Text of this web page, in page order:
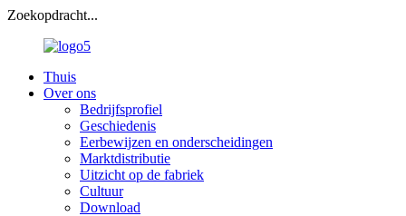
Zoekopdracht...
Thuis
Over ons
Bedrijfsprofiel
Geschiedenis
Eerbewijzen en onderscheidingen
Marktdistributie
Uitzicht op de fabriek
Cultuur
Download